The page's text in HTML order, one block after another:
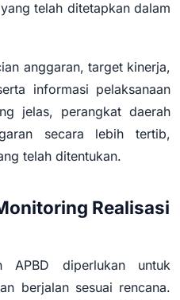
telah ditetapkan dalam
anggaran, target kinerja,
informasi pelaksanaan
jelas, perangkat daerah
secara lebih tertib,
telah ditentukan.
Realisasi
APBD diperlukan untuk
berjalan sesuai rencana.